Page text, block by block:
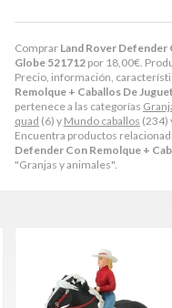
Comprar Land Rover Defender
Globe 521712 por 18,00€ .
Precio, información,
Remolque + Caballos De
pertenece a las categorías
quad (6) y Mundo caballos (234)
Encuentra productos
Defender Con Remolque +
"Granjas y animales".